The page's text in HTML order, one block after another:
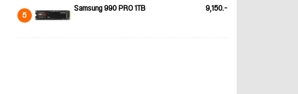
5 Samsung 990 PRO 1TB 9,150.-